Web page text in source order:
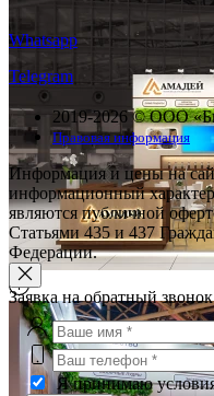
Whatsapp
Telegram
2019-2026 © ООО
Правовая информация
Информация и цены на
информационный
являются публичной
Статьями 435 и 437
Федерации.
Заявка на обратный звонок
Я принимаю